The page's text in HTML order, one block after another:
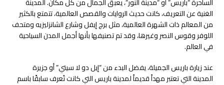
الغنية عن التعريف، كانت حديث الروايات والقصص العالمية، تتمتع بالكثير
من المعالم ذات الشهرة العالمية، مثل برج إيفل وشارع الشانزليزيه ومتحف
اللوفر وقوس النصر وغيرها، وقد تم تصنيفها بأنها أجمل المدن السياحية
في العالم.
عند زيارة باريس الجميلة، يفضل البدء من “إيل دو لا سيتي” أو جزيرة
المدينة التي تعتبر مهداً قديماً لمدينة باريس التي كانت تُعرف سابقًا باسم